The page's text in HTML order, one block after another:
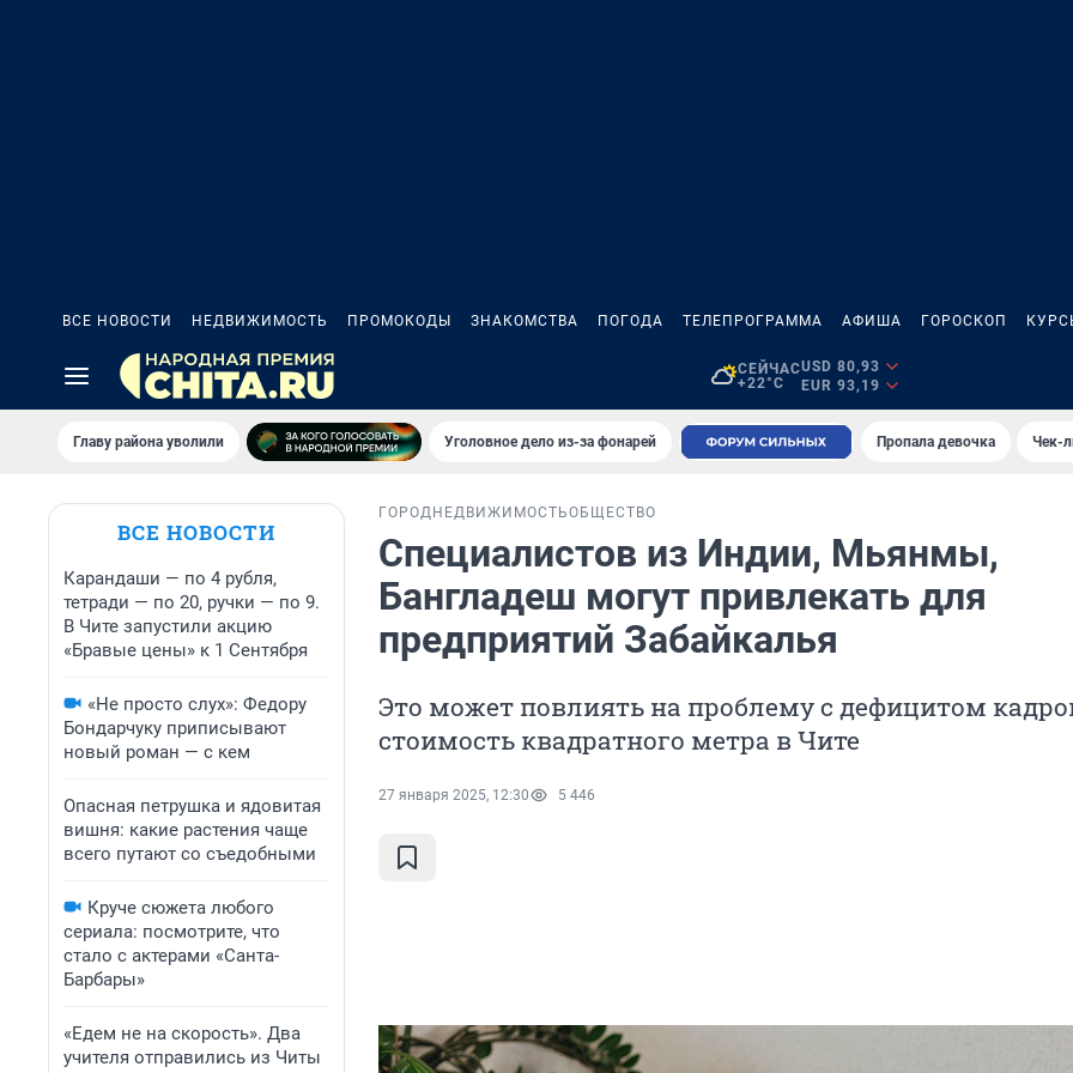
ВСЕ НОВОСТИ НЕДВИЖИМОСТЬ ПРОМОКОДЫ ЗНАКОМСТВА ПОГОДА ТЕЛЕПРОГРАММА АФИША ГОРОСКОП
СЕЙЧАС
+22°C
USD 80,93
EUR 93,19
Главу района уволили Уголовное дело из-за фонарей Пропала девочка Чек-
ВСЕ НОВОСТИ
Карандаши — по 4 рубля,
тетради — по 20, ручки — по 9.
В Чите запустили акцию
«Бравые цены» к 1 Сентября
«Не просто слух»: Федору
Бондарчуку приписывают
новый роман — с кем
Опасная петрушка и ядовитая
вишня: какие растения чаще
всего путают со съедобными
Круче сюжета любого
сериала: посмотрите, что
стало с актерами «Санта-
Барбары»
«Едем не на скорость». Два
учителя отправились из Читы
ГОРОД НЕДВИЖИМОСТЬОБЩЕСТВО
Специалистов из Индии, Мьянмы,
Бангладеш могут привлекать для
предприятий Забайкалья
Это может повлиять на проблему с дефицитом
стоимость квадратного метра в Чите
27 января 2025, 12:30 5 446